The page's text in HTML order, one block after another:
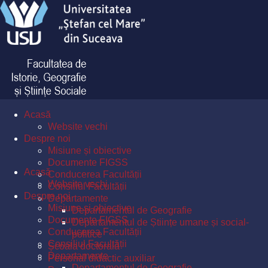
Acasă
Website vechi
Despre noi
Misiune și obiective
Documente FIGSS
Conducerea Facultății
Consiliul Facultății
Departamente
Departamentul de Geografie
Departamentul de Științe umane și social-
politice
Școala doctorală
Personal didactic auxiliar
Acasă
Website vechi
Despre noi
Misiune și obiective
Documente FIGSS
Conducerea Facultății
Consiliul Facultății
Departamente